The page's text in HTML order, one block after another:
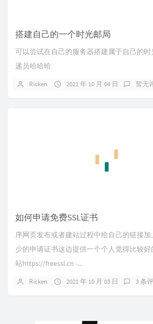
搭建自己的一个时光邮局
可以尝试在自己的服务器搭建属于自己的
递员哈哈哈
Ricken 2021 年 10 月 04 日 暂无
如何申请免费SSL证书
序网页发布或者建站过程中给自己的链接加
少的申请证书这边提供一个个人觉得比较
站https://freessl.cn -...
Ricken 2021 年 10 月 03 日 3 条